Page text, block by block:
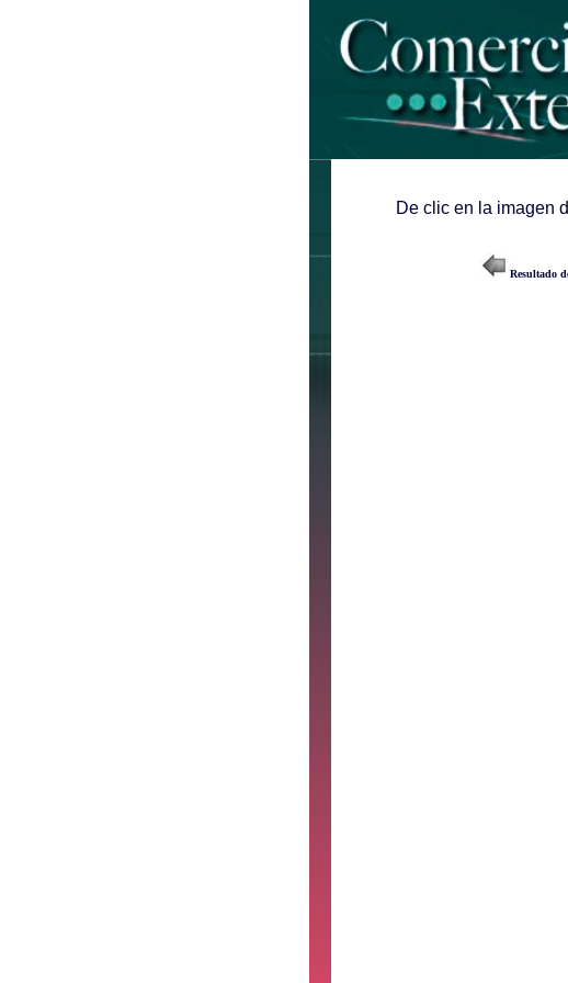
De clic en la imagen
Resultado